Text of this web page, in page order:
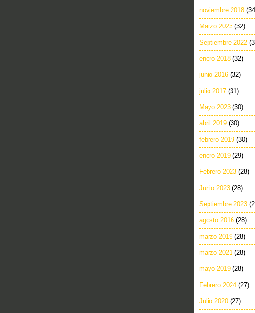
noviembre 2018
Marzo 2023 (32)
Septiembre 2022
enero 2018 (32)
junio 2016 (32)
julio 2017 (31)
Mayo 2023 (30)
abril 2019 (30)
febrero 2019 (30)
enero 2019 (29)
Febrero 2023 (28)
Junio 2023 (28)
Septiembre 2023
agosto 2016 (28)
marzo 2019 (28)
marzo 2021 (28)
mayo 2019 (28)
Febrero 2024 (27)
Julio 2020 (27)